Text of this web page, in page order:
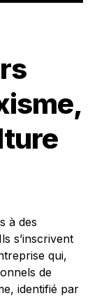
à des
s’inscrivent
qui,
de
identifié par